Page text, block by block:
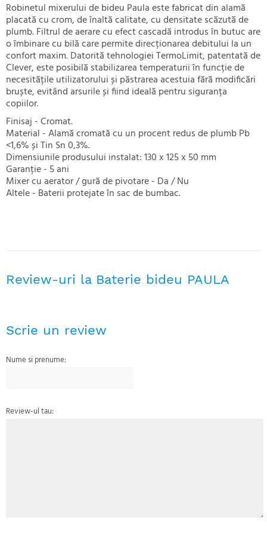
Robinetul mixerului de bideu Paula este fabricat din alamă
placată cu crom, de înaltă calitate, cu densitate scăzută de
plumb. Filtrul de aerare cu efect cascadă introdus în butuc are
o îmbinare cu bilă care permite direcționarea debitului la un
confort maxim. Datorită tehnologiei TermoLimit, patentată de
Clever, este posibilă stabilizarea temperaturii în funcție de
necesitățile utilizatorului și păstrarea acestuia fără modificări
bruște, evitând arsurile și fiind ideală pentru siguranța
copiilor.
Finisaj - Cromat.
Material - Alamă cromată cu un procent redus de plumb Pb
<1,6% și Tin Sn 0,3%.
Dimensiunile produsului instalat: 130 x 125 x 50 mm
Garanție - 5 ani
Mixer cu aerator / gură de pivotare - Da / Nu
Altele - Baterii protejate în sac de bumbac.
Review-uri la Baterie bideu PAULA
Scrie un review
Nume si prenume:
Review-ul tau: